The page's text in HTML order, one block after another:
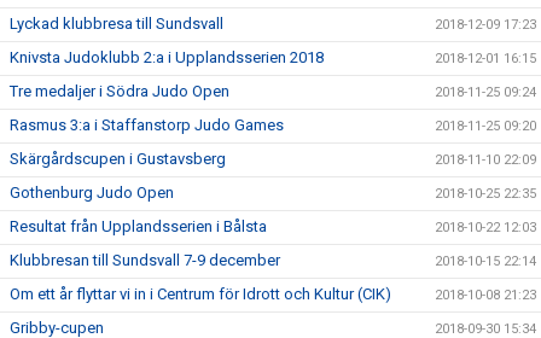
Lyckad klubbresa till Sundsvall 2018-12-09 17:23
Knivsta Judoklubb 2:a i Upplandsserien 2018 2018-12-01 16:15
Tre medaljer i Södra Judo Open 2018-11-25 09:24
Rasmus 3:a i Staffanstorp Judo Games 2018-11-25 09:20
Skärgårdscupen i Gustavsberg 2018-11-10 22:09
Gothenburg Judo Open 2018-10-25 22:35
Resultat från Upplandsserien i Bålsta 2018-10-22 12:03
Klubbresan till Sundsvall 7-9 december 2018-10-15 22:14
Om ett år flyttar vi in i Centrum för Idrott och Kultur (CIK) 2018-10-08 21:23
Gribby-cupen 2018-09-30 15:34